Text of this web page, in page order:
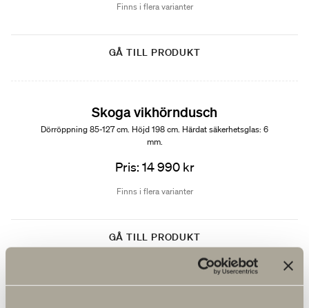
Finns i flera varianter
GÅ TILL PRODUKT
Skoga vikhörndusch
Dörröppning 85-127 cm. Höjd 198 cm. Härdat säkerhetsglas: 6
mm.
Pris: 14 990 kr
Finns i flera varianter
GÅ TILL PRODUKT